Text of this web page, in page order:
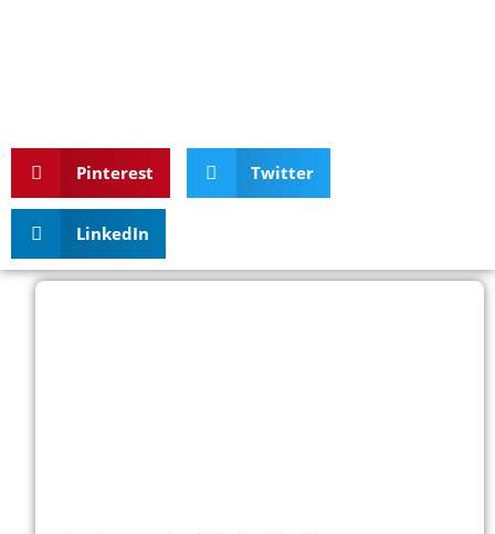
Pinterest Twitter
LinkedIn